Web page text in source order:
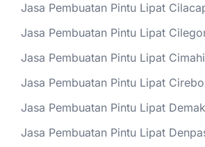
Jasa Pembuatan Pintu Lipat
Jasa Pembuatan Pintu Lipat
Jasa Pembuatan Pintu Lipat Cimahi
Jasa Pembuatan Pintu Lipat
Jasa Pembuatan Pintu Lipat Demak
Jasa Pembuatan Pintu Lipat